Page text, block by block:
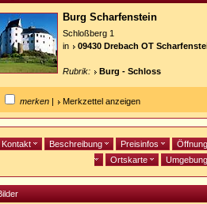
Burg Scharfenstein
Schloßberg 1
in
09430 Drebach OT
Rubrik: Burg - Schloss
merken | Merkzettel anzeigen
Kontakt Beschreibung Preisinfos
Ortskarte